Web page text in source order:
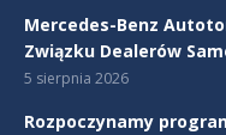
Mercedes-Benz
Związku Dealerów
5 sierpnia 2026
Rozpoczynamy